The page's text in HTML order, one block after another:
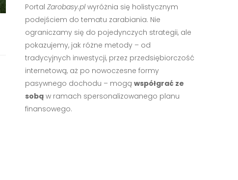
Portal Zarobasy.plwyróżnia się holistycznym
podejściem do tematu zarabiania. Nie
ograniczamy się do pojedynczych strategii, ale
pokazujemy, jak różne metody – od
tradycyjnych inwestycji, przez przedsiębiorczość
internetową, aż po nowoczesne formy
pasywnego dochodu – mogą współgrać ze
sobąw ramach spersonalizowanego planu
finansowego.